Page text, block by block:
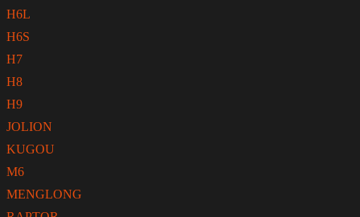
H6L
H6S
H7
H8
H9
JOLION
KUGOU
M6
MENGLONG